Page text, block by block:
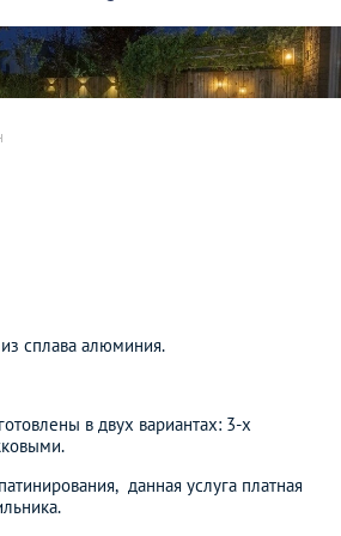
сплава алюминия.
в двух вариантах: 3-х
данная услуга платная